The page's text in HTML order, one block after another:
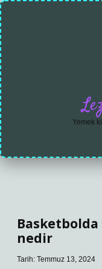
Yemek
nedir
Tarih: Temmuz 13, 2024